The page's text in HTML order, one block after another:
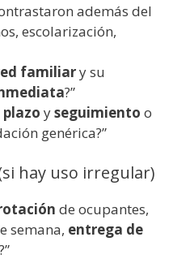
además del
escolarización,
familiary su
?”
plazo yseguimiento o
genérica?”
hay uso irregular)
de ocupantes,
semana, entrega de